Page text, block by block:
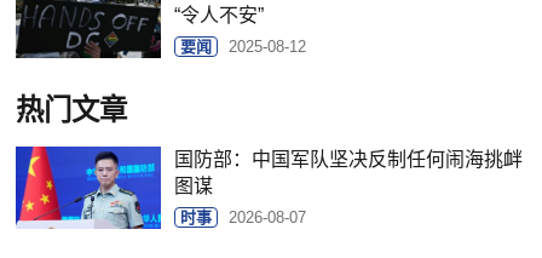
“令人不安”
要闻 2025-08-12
热门文章
国防部：中国军队坚决反制任何闹海挑衅
图谋
时事 2026-08-07